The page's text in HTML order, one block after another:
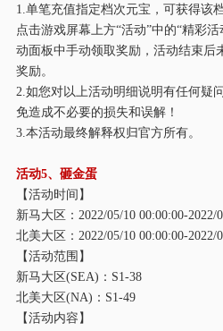
1.单笔充值指定档次元宝，可获得该
点击游戏屏幕上方“活动”中的“精彩
动面板中手动领取奖励，活动结束后
奖励。
2.如您对以上活动明细说明有任何疑
免造成不必要的损失和误解！
3.本活动最终解释权归官方所有。
活动5、砸金蛋
【活动时间】
新马大区： 2022/05/10 00:00:00-2022/
北美大区： 2022/05/10 00:00:00-2022/
【活动范围】
新马大区(SEA)：S1-38
北美大区(NA)：S1-49
【活动内容】